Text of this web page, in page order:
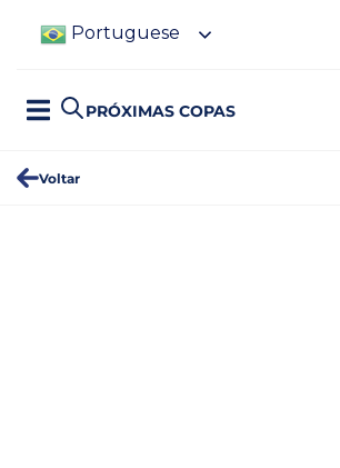
Portuguese
PRÓXIMAS COPAS
Voltar